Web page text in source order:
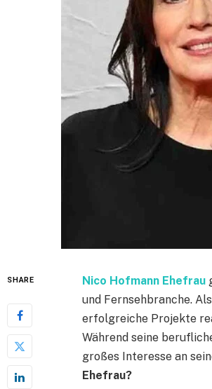
SHARE Nico Hofmann Ehefrau
und Fernsehbranche.
erfolgreiche Projekte
Während seine
großes Interesse an
Ehefrau?